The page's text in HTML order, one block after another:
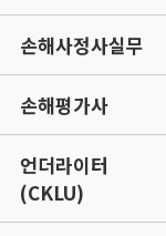
손해사정사실무
손해평가사
언더라이터
(CKLU)